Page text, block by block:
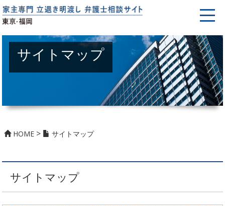
サイトマップ
HOME > サイトマップ
サイトマップ